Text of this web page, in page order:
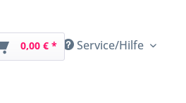
Service/Hilfe
0,00 € *